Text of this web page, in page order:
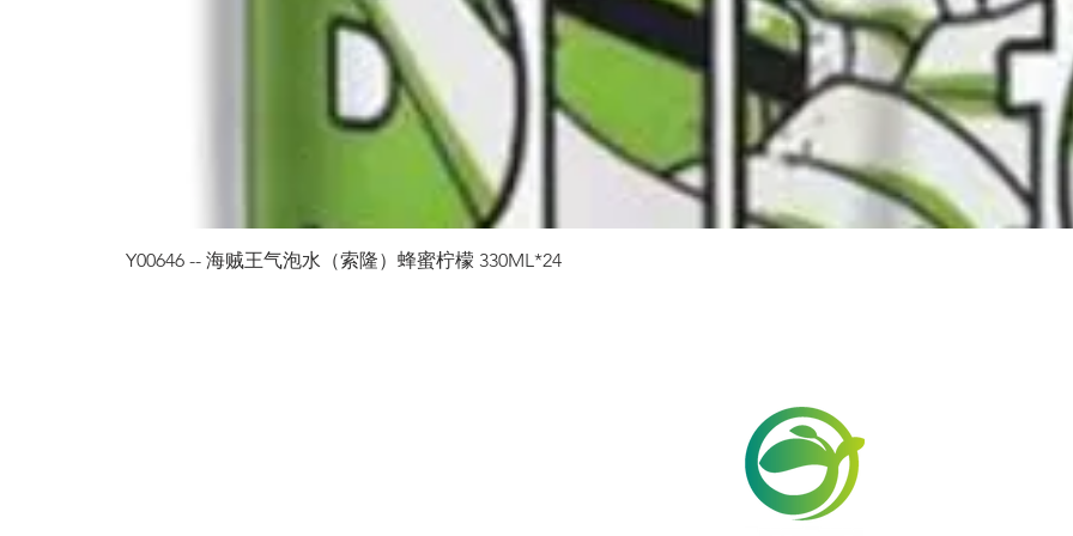
Y00646 -- 海贼王气泡水（索隆）蜂蜜柠檬 330ML*24